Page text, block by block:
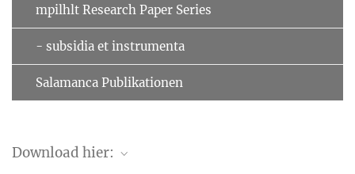
mpilhlt Research Paper Series
- subsidia et instrumenta
Salamanca Publikationen
Download hier: